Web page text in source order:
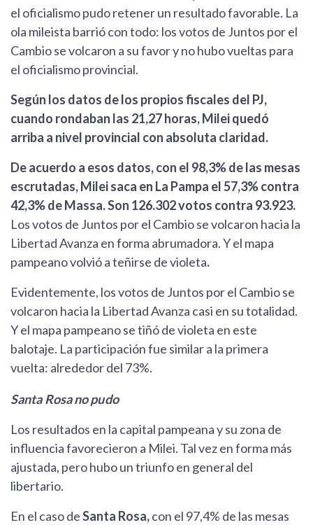
el oficialismo pudo retener un resultado favorable. La
ola mileista barrió con todo: los votos de Juntos por el
Cambio se volcaron a su favor y no hubo vueltas para
el oficialismo provincial.
Según los datos de los propios fiscales del PJ,
cuando rondaban las 21,27 horas, Milei quedó
arriba a nivel provincial con absoluta claridad.
De acuerdo a esos datos, con el 98,3% de las mesas
escrutadas, Milei saca en La Pampa el 57,3% contra
42,3% de Massa. Son 126.302 votos contra 93.923.
Los votos de Juntos por el Cambio se volcaron hacia la
Libertad Avanza en forma abrumadora. Y el mapa
pampeano volvió a teñirse de violeta.
Evidentemente, los votos de Juntos por el Cambio se
volcaron hacia la Libertad Avanza casi en su totalidad.
Y el mapa pampeano se tiñó de violeta en este
balotaje. La participación fue similar a la primera
vuelta: alrededor del 73%.
Santa Rosa no pudo
Los resultados en la capital pampeana y su zona de
influencia favorecieron a Milei. Tal vez en forma más
ajustada, pero hubo un triunfo en general del
libertario.
En el caso deSanta Rosa,con el 97,4% de las mesas